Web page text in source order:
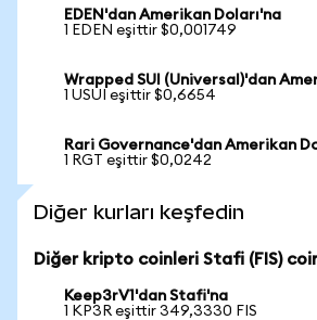
EDEN'dan Amerikan Doları'na
1 EDEN eşittir $0,001749
Wrapped SUI (Universal)'dan
1 USUI eşittir $0,6654
Rari Governance'dan Amerikan
1 RGT eşittir $0,0242
Diğer kurları keşfedin
Diğer kripto coinleri Stafi (FIS)
Keep3rV1'dan Stafi'na
1 KP3R eşittir 349,3330 FIS